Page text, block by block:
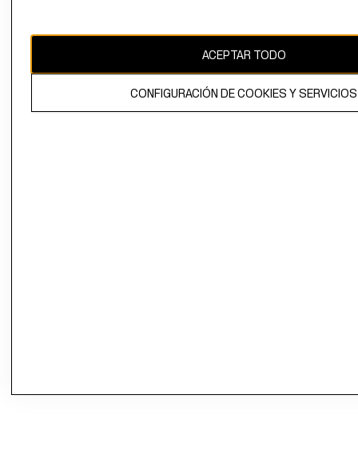
El contenido de esta página web está protegido por copyright y es
propiedad de H&M Hennes & Mauritz AB.ACEPTAR TODO
CONFIGURACIÓN DE COOKIES Y SERVICIOS